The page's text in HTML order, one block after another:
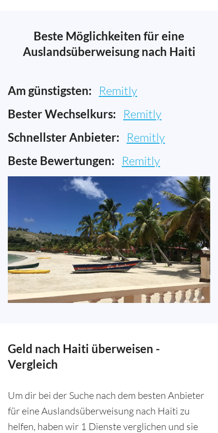
Beste Möglichkeiten für eine
Auslandsüberweisung nach Haiti
Am günstigsten: Remitly
Bester Wechselkurs: Remitly
Schnellster Anbieter: Remitly
Beste Bewertungen: Remitly
Geld nach Haiti überweisen -
Vergleich
Um dir bei der Suche nach dem besten Anbieter
für eine Auslandsüberweisung nach Haiti zu
helfen, haben wir 1 Dienste verglichen und sie